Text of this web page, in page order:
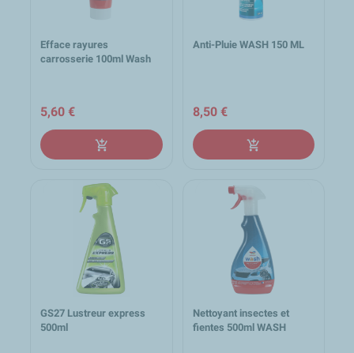
Efface rayures
carrosserie 100ml Wash
5,60 €
add_shopping_cart
Anti-Pluie WASH 150 ML
8,50 €
add_shopping_cart
GS27 Lustreur express
500ml
Nettoyant insectes et
fientes 500ml WASH